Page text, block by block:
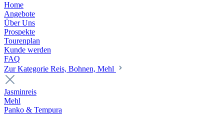
Home
Angebote
Über Uns
Prospekte
Tourenplan
Kunde werden
FAQ
Zur Kategorie Reis, Bohnen, Mehl
Jasminreis
Mehl
Panko & Tempura